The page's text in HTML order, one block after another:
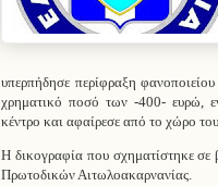
υπερπήδησε περίφραξη
χρηματικό ποσό των -400- ευρώ,
κέντρο και αφαίρεσε από το χώρο
Η δικογραφία που σχηματίστηκε σε
Πρωτοδικών Αιτωλοακαρνανίας.